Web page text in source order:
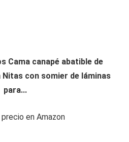
Cama canapé abatible de
con somier de láminas
para...
en Amazon